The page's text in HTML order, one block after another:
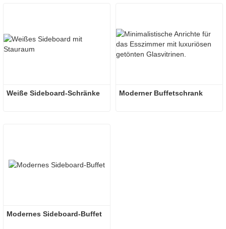
Weiße Sideboard-Schränke Moderner Buffetschrank
Modernes Sideboard-Buffet